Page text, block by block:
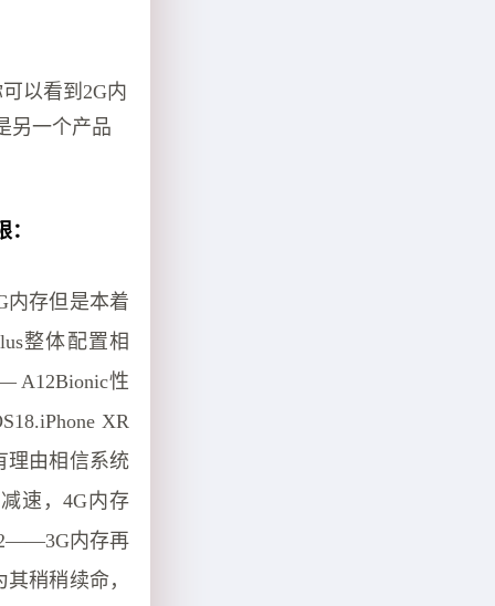
以看到2G内
另一个产品
内存但是本着
整体配置相
A12Bionic性
XR
理由相信系统
速，4G内存
内存再
稍稍续命，